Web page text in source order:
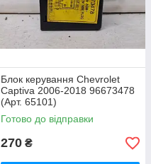
Блок керування Chevrolet
Captiva 2006-2018 96673478
(Арт. 65101)
Готово до відправки
270 ₴